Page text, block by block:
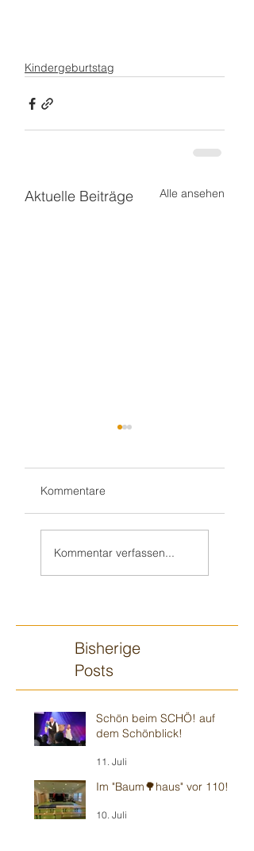
Kindergeburtstag
Aktuelle Beiträge Alle ansehen
Kindergeburtstag
Kommentare
Kommentar verfassen...
Bisherige
Posts
Schön beim SCHÖ! auf
dem Schönblick!
11. Juli
Im "Baum🌳haus" vor 110!
10. Juli